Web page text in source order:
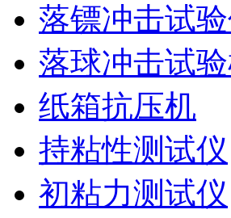
落镖冲击试
落球冲击试
纸箱抗压机
持粘性测试仪
初粘力测试仪